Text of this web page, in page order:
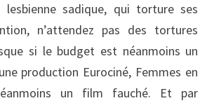
sadique, qui torture ses
n’attendez pas des tortures
si le budget est néanmoins un
production Eurociné, Femmes en
un film fauché. Et par